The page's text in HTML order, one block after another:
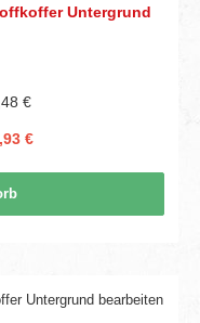
Untergrund
€
€